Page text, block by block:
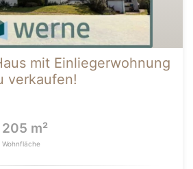
mit Einliegerwohnung
verkaufen!
205 m²
Wohnfläche